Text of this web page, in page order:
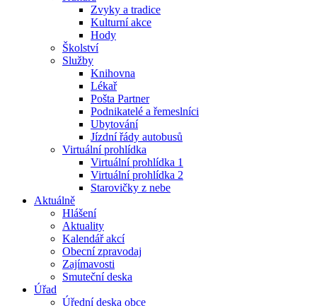
Zvyky a tradice
Kulturní akce
Hody
Školství
Služby
Knihovna
Lékař
Pošta Partner
Podnikatelé a řemeslníci
Ubytování
Jízdní řády autobusů
Virtuální prohlídka
Virtuální prohlídka 1
Virtuální prohlídka 2
Starovičky z nebe
Aktuálně
Hlášení
Aktuality
Kalendář akcí
Obecní zpravodaj
Zajímavosti
Smuteční deska
Úřad
Úřední deska obce